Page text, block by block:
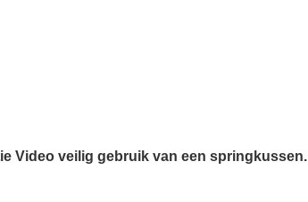
Video veilig gebruik van een springkussen.